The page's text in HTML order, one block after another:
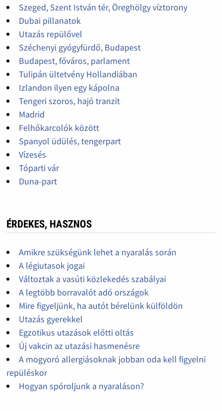
Szeged, Szent István tér, Öreghölgy víztorony
Dubai pillanatok
Utazás repülővel
Széchenyi gyógyfürdő, Budapest
Budapest, főváros, parlament
Tulipán ültetvény Hollandiában
Izlandon ilyen egy kápolna
Tengeri szoros, hajó tranzit
Madrid
Felhőkarcolók között
Spanyol üdülés, tengerpart
Vízesés
Tóparti vár
Duna-part
ÉRDEKES, HASZNOS
Amikre szükségünk lehet a nyaralás során
A légiutasok jogai
Változtak a vasúti közlekedés szabályai
A legtöbb borravalót adó országok
Mire figyeljünk, ha autót bérelünk külföldön
Utazás gyerekkel
Egzotikus utazások előtti oltás
Új vakcin az utazási hasmenésre
A mogyoró allergiásoknak jobban oda kell figyelni
repüléskor
Hogyan spóroljunk a nyaraláson?